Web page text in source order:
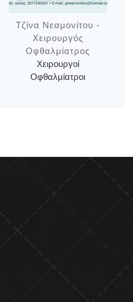
Τζίνα Νεαμονίτου -
Χειρουργός
Οφθαλμίατρος
Χειρουργοί
Οφθαλμίατροι